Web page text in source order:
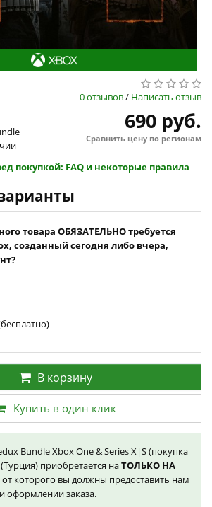
0 отзывов/ Написать отзыв
690 руб.
Сравнить цену по регионам
покупкой: FAQ и некоторые правила
товара ОБЯЗАТЕЛЬНО требуется
созданный сегодня либо вчера,
В корзину
Купить в один клик
Bundle Xbox One & Series X|S (покупка
приобретается наТОЛЬКО НА
от которого вы должны предоставить нам
оформлении заказа.